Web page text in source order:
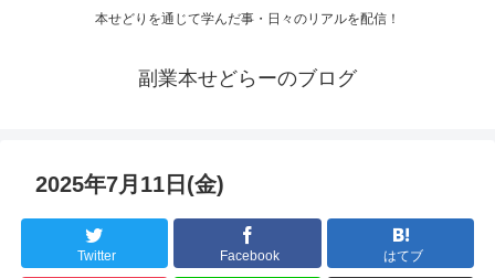
本せどりを通じて学んだ事・日々のリアルを配信！
副業本せどらーのブログ
2025年7月11日(金)
Twitter Facebook はてブ